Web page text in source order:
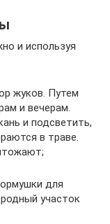
и используя
жуков. Путем
и вечерам.
и подсветить,
в траве.
для
участок